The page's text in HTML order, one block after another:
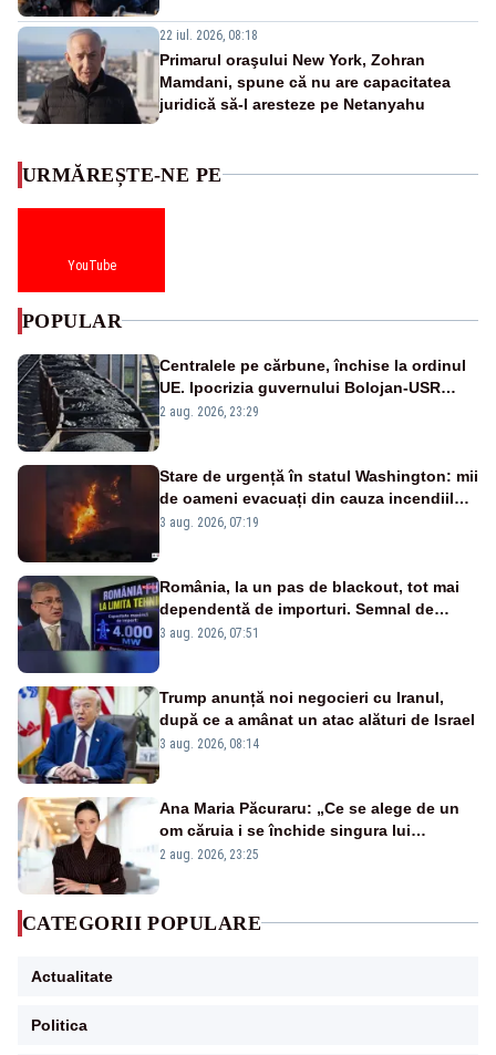
22 iul. 2026, 08:18
Primarul oraşului New York, Zohran
Mamdani, spune că nu are capacitatea
juridică să-l aresteze pe Netanyahu
URMĂREȘTE-NE PE
YouTube
POPULAR
Centralele pe cărbune, închise la ordinul
UE. Ipocrizia guvernului Bolojan-USR
după starea de alertă
2 aug. 2026, 23:29
Stare de urgență în statul Washington: mii
de oameni evacuați din cauza incendiilor
puternice de vegetație
3 aug. 2026, 07:19
România, la un pas de blackout, tot mai
dependentă de importuri. Semnal de
alarmă tras de un expert în energie
3 aug. 2026, 07:51
Trump anunță noi negocieri cu Iranul,
după ce a amânat un atac alături de Israel
3 aug. 2026, 08:14
Ana Maria Păcuraru: „Ce se alege de un
om căruia i se închide singura lui
portiță?”
2 aug. 2026, 23:25
CATEGORII POPULARE
Actualitate
Politica